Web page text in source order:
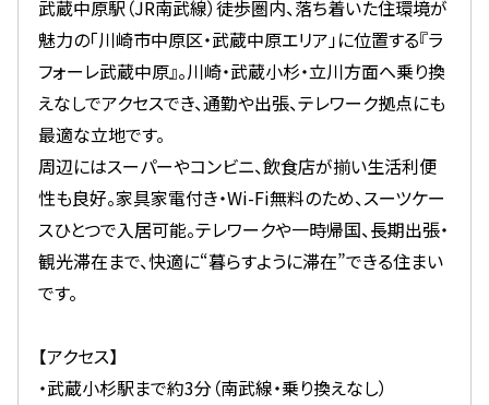
武蔵中原駅（JR南武線）徒歩圏内、落ち着いた住環境が
魅力の「川崎市中原区・武蔵中原エリア」に位置する『ラ
フォーレ武蔵中原』。川崎・武蔵小杉・立川方面へ乗り換
えなしでアクセスでき、通勤や出張、テレワーク拠点にも
最適な立地です。
周辺にはスーパーやコンビニ、飲食店が揃い生活利便
性も良好。家具家電付き・Wi-Fi無料のため、スーツケー
スひとつで入居可能。テレワークや一時帰国、長期出張・
観光滞在まで、快適に“暮らすように滞在”できる住まい
です。
【アクセス】
・武蔵小杉駅まで約3分（南武線・乗り換えなし）